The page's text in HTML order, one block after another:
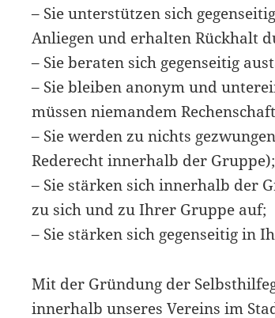
– Sie unterstützen sich
Anliegen und erhalten Rückhalt
– Sie beraten sich gegenseitig
– Sie bleiben anonym und
müssen niemandem
– Sie werden zu nichts
Rederecht innerhalb der Gruppe);
– Sie stärken sich innerhalb der
zu sich und zu Ihrer Gruppe auf;
– Sie stärken sich gegenseitig in
Mit der Gründung der
innerhalb unseres Vereins im